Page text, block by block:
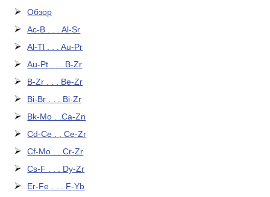
Обзор
Ac-B . . . Al-Sr
Al-Tl . . . Au-Pr
Au-Pt . . . B-Zr
B-Zr . . . Be-Zr
Bi-Br . . . Bi-Zr
Bk-Mo . .Ca-Zn
Cd-Ce . . Ce-Zr
Cf-Mo . . Cr-Zr
Cs-F . . . Dy-Zr
Er-Fe . . . F-Yb